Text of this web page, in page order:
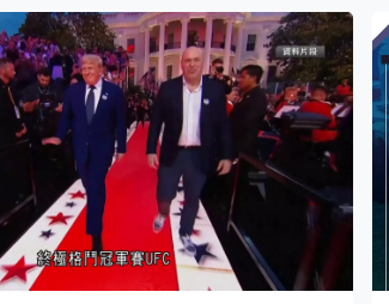
海運生態圈，優化稅務優惠，以「全球
。同樣有份匯報的碼頭公司代表就說會
際貨櫃碼頭副董事長邵永明：「我們會
航線的運力投入，航線的布置研究，進
貿易鏈中國際航運中心的地位。另一方
規劃，今後會進一步加大在香港綠色能
。」 夏寶龍亦曾到新皇崗口岸視察，人
審議香港口岸實施管轄安排的議案。保
，取得人大授權及國務院批覆後，會隨
為落實一地兩檢提供法律基礎，一旦敲